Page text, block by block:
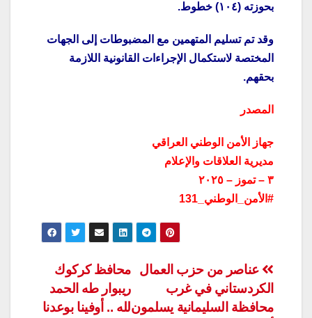
بحوزته (١٠٤) خطوط.
وقد تم تسليم المتهمين مع المضبوطات إلى الجهات
المختصة لاستكمال الإجراءات القانونية اللازمة
بحقهم.
المصدر
جهاز الأمن الوطني العراقي
مديرية العلاقات والإعلام
٣ – تموز – ٢٠٢٥
#الأمن_الوطني_131
تصفّح
المقالات
محافظ كركوك
ريبوار طه الحمد
لله .. أوفينا بوعدنا
عناصر من حزب العمال
الكردستاني في غرب
محافظة السليمانية يسلمون